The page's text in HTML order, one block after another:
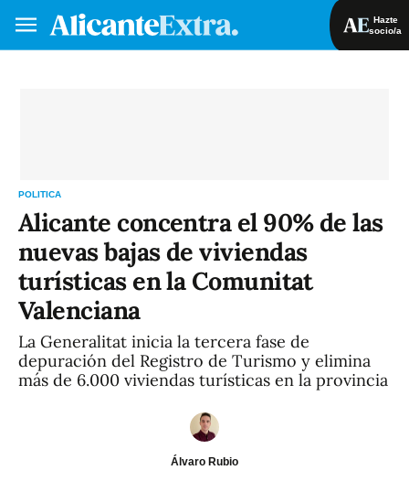
Hazte
socio/a
POLITICA
Alicante concentra el 90% de las
nuevas bajas de viviendas
turísticas en la Comunitat
Valenciana
La Generalitat inicia la tercera fase de
depuración del Registro de Turismo y elimina
más de 6.000 viviendas turísticas en la provincia
Álvaro Rubio